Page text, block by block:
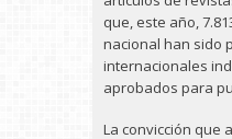
que, este año,
nacional han sido
internacionales
aprobados para
La convicción que